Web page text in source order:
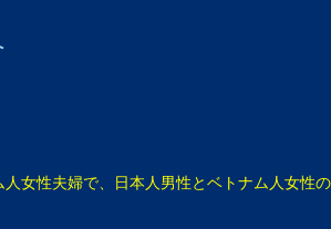
人女性夫婦で、日本人男性とベトナム人女性